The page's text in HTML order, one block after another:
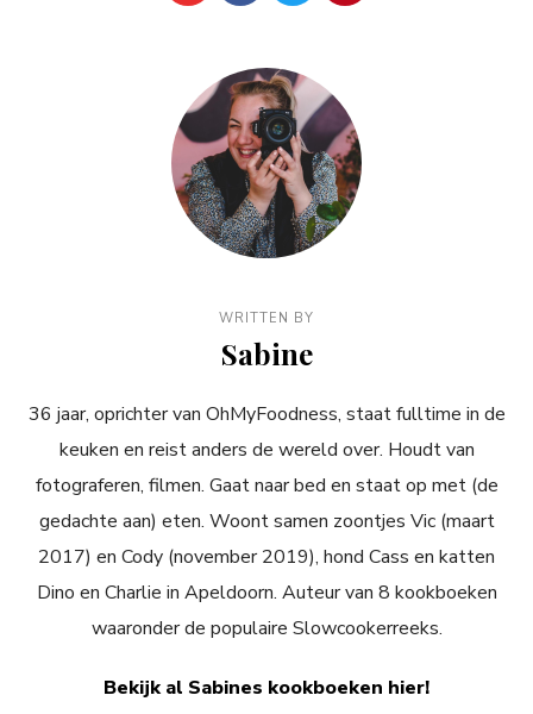
WRITTEN BY
Sabine
36 jaar, oprichter van OhMyFoodness, staat fulltime in de
keuken en reist anders de wereld over. Houdt van
fotograferen, filmen. Gaat naar bed en staat op met (de
gedachte aan) eten. Woont samen zoontjes Vic (maart
2017) en Cody (november 2019), hond Cass en katten
Dino en Charlie in Apeldoorn. Auteur van 8 kookboeken
waaronder de populaire Slowcookerreeks.
Bekijk al Sabines kookboeken hier!